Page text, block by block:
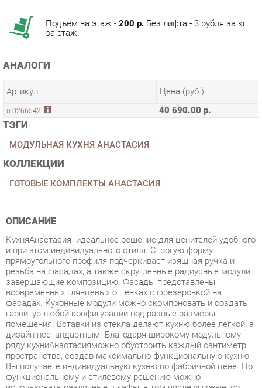
АНАЛОГИ
Артикул
u-0266542 40 690.00 р.
ТЭГИ
МОДУЛЬНАЯ КУХНЯ АНАСТАСИЯ
КОЛЛЕКЦИИ
ГОТОВЫЕ КОМПЛЕКТЫ АНАСТАСИЯ
ОПИСАНИЕ
прямоугольного профиля подчеркивает изящная ручка и
резьба на фасадах, а также скругленные радиусные модули,
завершающие композицию. Фасады представлены
всовременных глянцевых оттенках с фрезеровкой на
фасадах. Кухонные модули можно скомпоновать и создать
гарнитур любой конфигурации под разные размеры
помещения. Вставки из стекла делают кухню более лёгкой, а
дизайн нестандартным. Благодаря широкому модульному
ряду кухниАнастасияможно обустроить каждый сантиметр
пространства, создав максимально функциональную кухню.
Вы получаете индивидуальную кухню по фабричной цене. По
функциональному и стилевому решению можно
использовать различные шкафы, в том числе угловые, со
стеклянным дверцами и без них, тумбы с ящиками и
дверцами, добавлять модули, чередовать их, создавая
необычную композицию. Стиль - современный. Петли дверей
с доводчиками. Тумбы оборудованы метабоксами. Цоколь